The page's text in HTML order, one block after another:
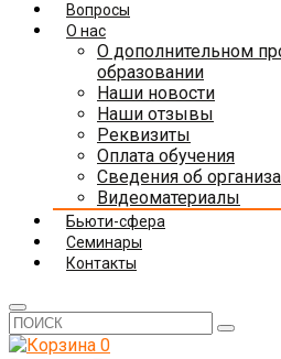
Вопросы
О нас
О дополнительном
образовании
Наши новости
Наши отзывы
Реквизиты
Оплата обучения
Сведения об
Видеоматериалы
Бьюти-сфера
Семинары
Контакты
0